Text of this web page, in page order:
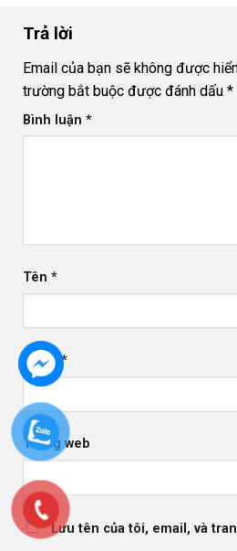
Trả lời
Email của bạn sẽ không được
trường bắt buộc được đánh dấu *
Bình luận *
Tên *
Email *
Trang web
Lưu tên của tôi, email, và